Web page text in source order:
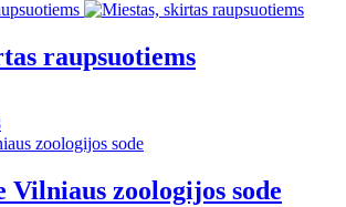
raupsuotiems
Vilniaus zoologijos sode